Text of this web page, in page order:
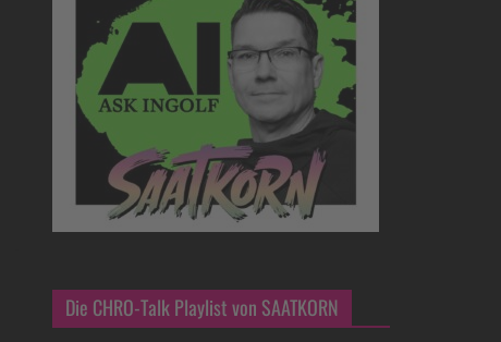
Die CHRO-Talk Playlist von SAATKORN